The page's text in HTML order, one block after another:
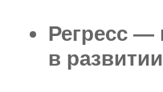
Регресс —
в развитии